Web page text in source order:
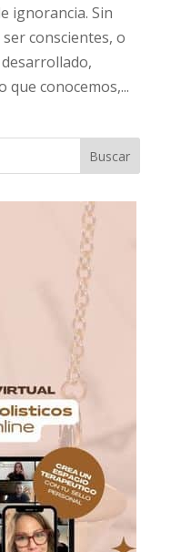
ignorancia. Sin
conscientes, o
que conocemos,...